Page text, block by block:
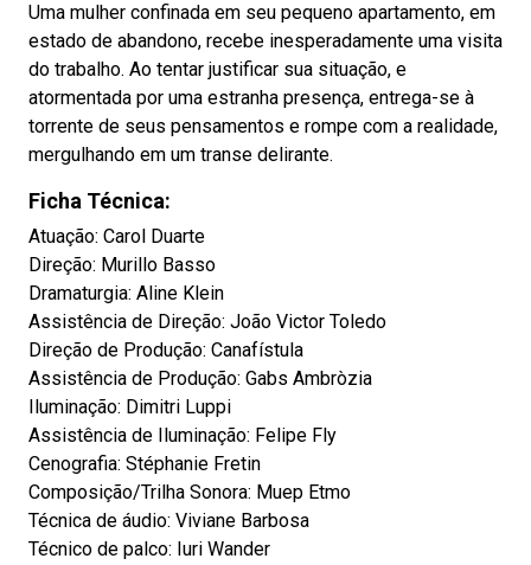
Uma mulher confinada em seu pequeno apartamento, em
estado de abandono, recebe inesperadamente uma visita
do trabalho. Ao tentar justificar sua situação, e
atormentada por uma estranha presença, entrega-se à
torrente de seus pensamentos e rompe com a realidade,
mergulhando em um transe delirante.
Ficha Técnica:
Atuação: Carol Duarte
Direção: Murillo Basso
Dramaturgia: Aline Klein
Assistência de Direção: João Victor Toledo
Direção de Produção: Canafístula
Assistência de Produção: Gabs Ambròzia
Iluminação: Dimitri Luppi
Assistência de Iluminação: Felipe Fly
Cenografia: Stéphanie Fretin
Composição/Trilha Sonora: Muep Etmo
Técnica de áudio: Viviane Barbosa
Técnico de palco: Iuri Wander